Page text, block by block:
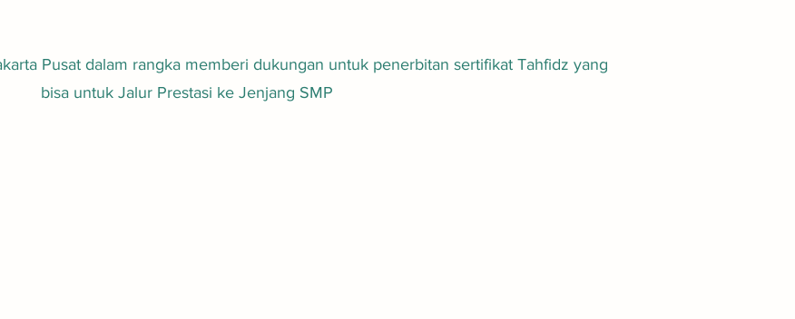
Pusat dalam rangka memberi dukungan untuk penerbitan sertifikat Tahfidz yang
bisa untuk Jalur Prestasi ke Jenjang SMP